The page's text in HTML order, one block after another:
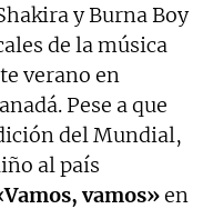
y Burna Boy
de la música
verano en
Pese a que
del Mundial,
al país
vamos»en